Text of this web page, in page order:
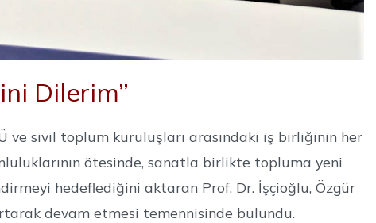
Dilerim”
ve sivil toplum kuruluşları arasındaki iş birliğinin her
ötesinde, sanatla birlikte topluma yeni
hedeflediğini aktaran Prof. Dr. İşçioğlu, Özgür
devam etmesi temennisinde bulundu.